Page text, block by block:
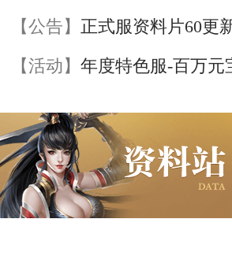
【公告】 正式服资料片60更
【活动】 年度特色服-百万元